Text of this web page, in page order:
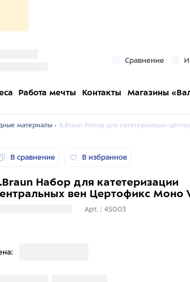
Сравнение
Работа мечты Контакты Магазины
материалы - B.Braun Набор для катетеризации
В сравнение В избранное
Набор для катетеризации
вен Цертофикс Моно
Арт. : 45003